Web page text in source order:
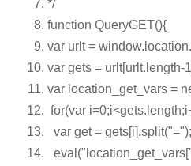
*/
function QueryGET(){
var urlt =
var gets = urlt[urlt.length-
var location_get_vars =
for(var
var get = gets[i].split("="
eval(